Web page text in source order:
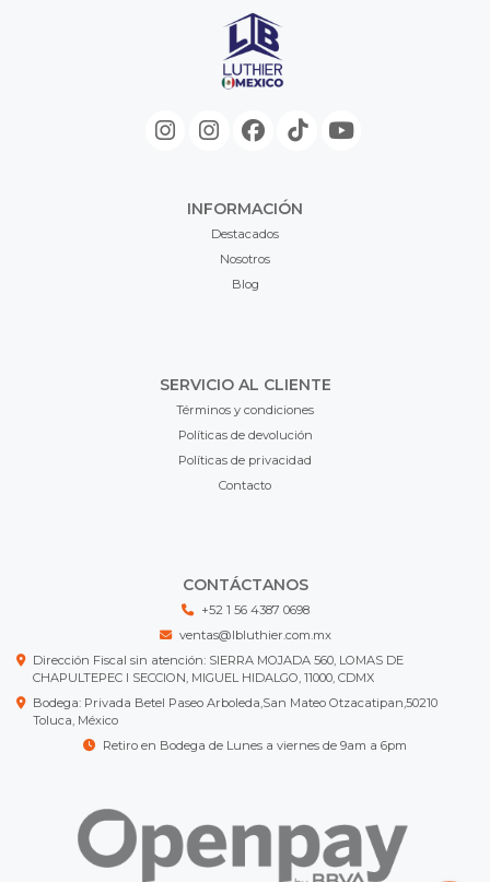
INFORMACIÓN
Destacados
Nosotros
Blog
SERVICIO AL CLIENTE
Términos y condiciones
Políticas de devolución
Políticas de privacidad
Contacto
CONTÁCTANOS
+52 1 56 4387 0698
ventas@lbluthier.com.mx
Dirección Fiscal sin atención: SIERRA MOJADA 560, LOMAS DE
CHAPULTEPEC I SECCION, MIGUEL HIDALGO, 11000, CDMX
Bodega: Privada Betel Paseo Arboleda,San Mateo Otzacatipan,50210
Toluca, México
Retiro en Bodega de Lunes a viernes de 9am a 6pm